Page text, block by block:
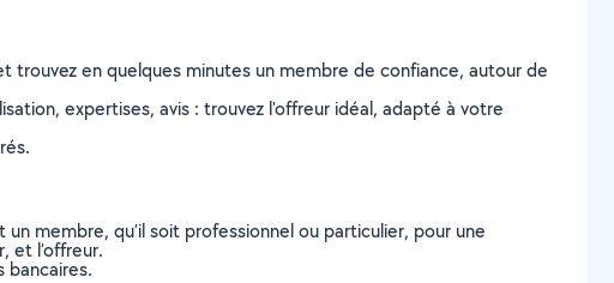
trouvez en quelques minutes un membre de confiance, autour de
expertises, avis : trouvez l'offreur idéal, adapté à votre
membre, qu’il soit professionnel ou particulier, pour une
et l’offreur.
bancaires.